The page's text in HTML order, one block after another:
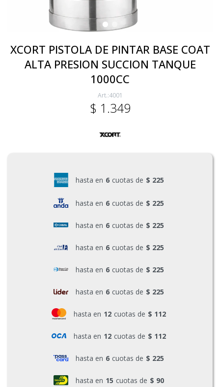
XCORT PISTOLA DE PINTAR BASE COAT
ALTA PRESION SUCCION TANQUE
1000CC
4001
$ 1.349
hasta en 6 cuotas de $ 225
hasta en 6 cuotas de $ 225
hasta en 6 cuotas de $ 225
hasta en 6 cuotas de $ 225
hasta en 6 cuotas de $ 225
hasta en 6 cuotas de $ 225
hasta en 12 cuotas de $ 112
hasta en 12 cuotas de $ 112
hasta en 6 cuotas de $ 225
hasta en 15 cuotas de $ 90
Ferretería
Herramientas Eléctrica y Batería
Herramientas Manuales
Generadores
Piscinas e Inflables